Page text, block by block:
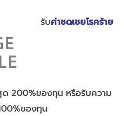
รับค่าชดเชยโรคร้าย
200%ของทุน หรือรับความ
ของทุน